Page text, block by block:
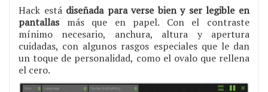
Hack está diseñada para verse bien y ser legible en
pantallasmás que en papel. Con el contraste
mínimo necesario, anchura, altura y apertura
cuidadas, con algunos rasgos especiales que le dan
un toque de personalidad, como el ovalo que rellena
el cero.